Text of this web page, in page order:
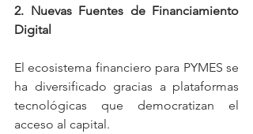
2. Nuevas Fuentes de Financiamiento
Digital
El ecosistema financiero para PYMES se
ha diversificado gracias a plataformas
tecnológicas que democratizan el
acceso al capital.